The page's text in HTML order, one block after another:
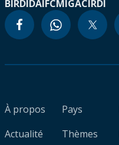
BIRDIDAIFCMIGACIRDI
À propos
Actualité
Pays
Thèmes